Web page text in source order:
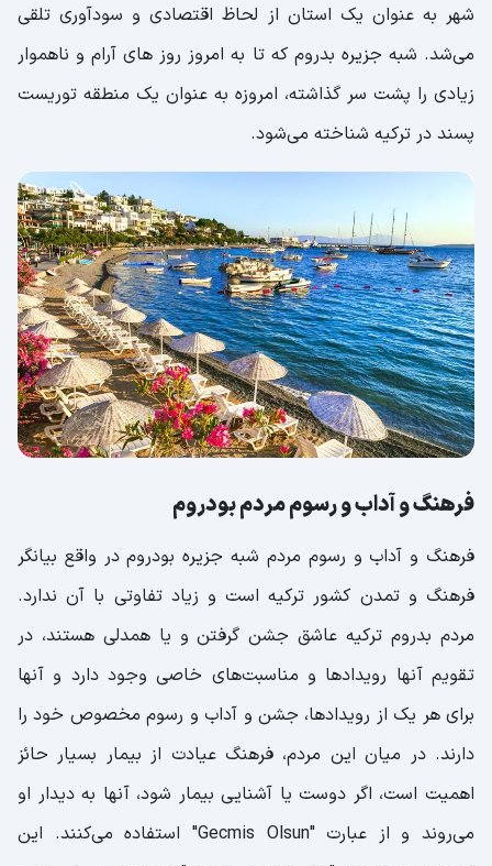
شهر به عنوان یک استان از لحاظ اقتصادی و سودآوری تلقی
می‌شد. شبه جزیره بدروم که تا به امروز روز های آرام و ناهموار
زیادی را پشت سر گذاشته، امروزه به عنوان یک منطقه توریست
پسند در ترکیه شناخته می‌شود.
فرهنگ و آداب و رسوم مردم بودروم
فرهنگ و آداب و رسوم مردم شبه جزیره بودروم در واقع بیانگر
فرهنگ و تمدن کشور ترکیه است و زیاد تفاوتی با آن ندارد.
مردم بدروم ترکیه عاشق جشن گرفتن و یا همدلی هستند، در
تقویم آنها رویدادها و مناسبت‌های خاصی وجود دارد و آنها
برای هر یک از رویدادها، جشن و آداب و رسوم مخصوص خود را
دارند. در میان این مردم، فرهنگ عیادت از بیمار بسیار حائز
اهمیت است، اگر دوست یا آشنایی بیمار شود، آنها به دیدار او
می‌روند و از عبارت "Gecmis Olsun" استفاده می‌کنند. این